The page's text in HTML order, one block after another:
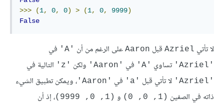
>>>
(1, 0, 0) > (1, 0, 9999)
False
لا تأتي Azriel قبل Aaron على الرغم من أن 'A' في
'Azriel' تساوي 'A' في 'Aaron' ولكن 'z' التالية في
'Azriel' لا تأتي قبل 'a' في 'Aaron'
، ويمكن تطبيق الشيء
ذاته في الصفين (1, 0, 0) و (1, 0, 9999)
، إذ أن